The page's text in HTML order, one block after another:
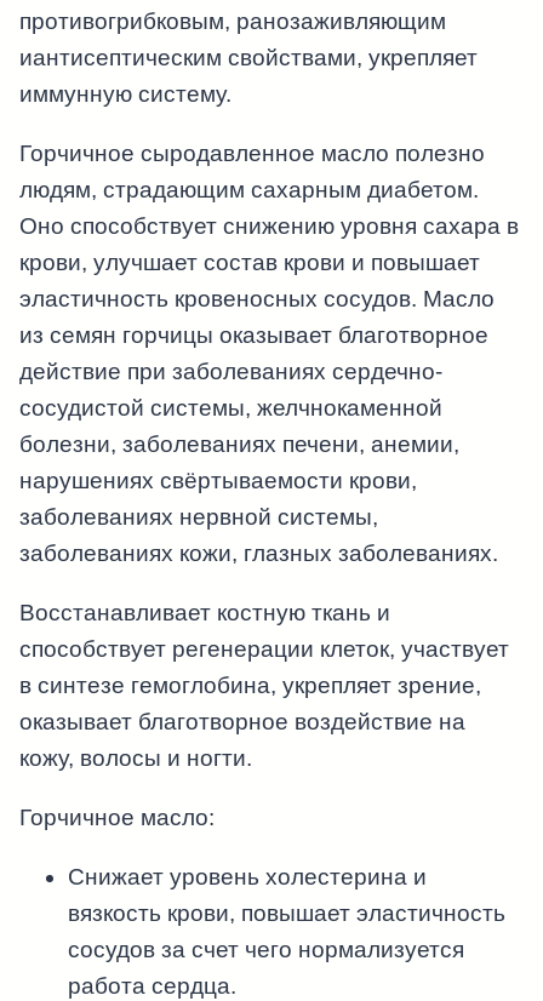
противогрибковым, ранозаживляющим
иантисептическим свойствами, укрепляет
иммунную систему.
Горчичное сыродавленное масло полезно
людям, страдающим сахарным диабетом.
Оно способствует снижению уровня сахара в
крови, улучшает состав крови и повышает
эластичность кровеносных сосудов. Масло
из семян горчицы оказывает благотворное
действие при заболеваниях сердечно-
сосудистой системы, желчнокаменной
болезни, заболеваниях печени, анемии,
нарушениях свёртываемости крови,
заболеваниях нервной системы,
заболеваниях кожи, глазных заболеваниях.
Восстанавливает костную ткань и
способствует регенерации клеток, участвует
в синтезе гемоглобина, укрепляет зрение,
оказывает благотворное воздействие на
кожу, волосы и ногти.
Горчичное масло:
Снижает уровень холестерина и
вязкость крови, повышает эластичность
сосудов за счет чего нормализуется
работа сердца.